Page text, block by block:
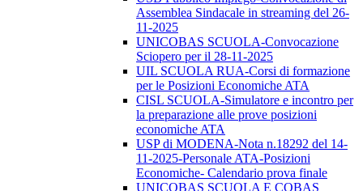
Assemblea Sindacale in streaming del 26-
11-2025
UNICOBAS SCUOLA-Convocazione
Sciopero per il 28-11-2025
UIL SCUOLA RUA-Corsi di formazione
per le Posizioni Economiche ATA
CISL SCUOLA-Simulatore e incontro per
la preparazione alle prove posizioni
economiche ATA
USP di MODENA-Nota n.18292 del 14-
11-2025-Personale ATA-Posizioni
Economiche- Calendario prova finale
UNICOBAS SCUOLA E COBAS